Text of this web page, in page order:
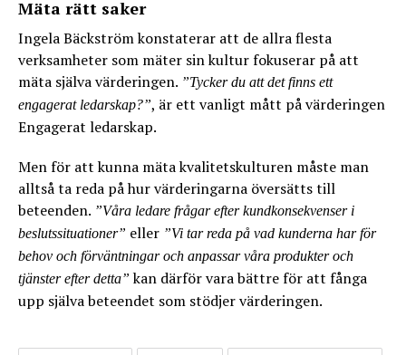
Mäta rätt saker
Ingela Bäckström konstaterar att de allra flesta
verksamheter som mäter sin kultur fokuserar på att
mäta själva värderingen. ”Tycker du att det finns ett
engagerat ledarskap?”, är ett vanligt mått på värderingen
Engagerat ledarskap.
Men för att kunna mäta kvalitetskulturen måste man
alltså ta reda på hur värderingarna översätts till
beteenden. ”Våra ledare frågar efter kundkonsekvenser i
beslutssituationer” eller ”Vi tar reda på vad kunderna har för
behov och förväntningar och anpassar våra produkter och
tjänster efter detta” kan därför vara bättre för att fånga
upp själva beteendet som stödjer värderingen.